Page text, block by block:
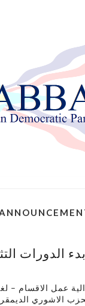
بدء الدورات
عمل الاقسام –